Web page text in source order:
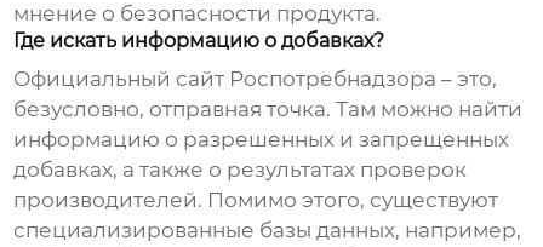
мнение о безопасности продукта.
Где искать информацию о добавках?
Официальный сайт Роспотребнадзора – это,
безусловно, отправная точка. Там можно найти
информацию о разрешенных и запрещенных
добавках, а также о результатах проверок
производителей. Помимо этого, существуют
специализированные базы данных, например,